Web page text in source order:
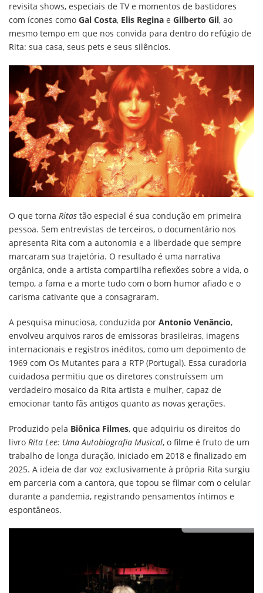
revisita shows, especiais de TV e momentos de bastidores
com ícones como Gal Costa, Elis Regina e Gilberto Gil, ao
mesmo tempo em que nos convida para dentro do refúgio de
Rita: sua casa, seus pets e seus silêncios.
O que torna Ritas tão especial é sua condução em primeira
pessoa. Sem entrevistas de terceiros, o documentário nos
apresenta Rita com a autonomia e a liberdade que sempre
marcaram sua trajetória. O resultado é uma narrativa
orgânica, onde a artista compartilha reflexões sobre a vida, o
tempo, a fama e a morte tudo com o bom humor afiado e o
carisma cativante que a consagraram.
A pesquisa minuciosa, conduzida por Antonio Venâncio,
envolveu arquivos raros de emissoras brasileiras, imagens
internacionais e registros inéditos, como um depoimento de
1969 com Os Mutantes para a RTP (Portugal). Essa curadoria
cuidadosa permitiu que os diretores construíssem um
verdadeiro mosaico da Rita artista e mulher, capaz de
emocionar tanto fãs antigos quanto as novas gerações.
Produzido pela Biônica Filmes, que adquiriu os direitos do
livro Rita Lee: Uma Autobiografia Musical, o filme é fruto de um
trabalho de longa duração, iniciado em 2018 e finalizado em
2025. A ideia de dar voz exclusivamente à própria Rita surgiu
em parceria com a cantora, que topou se filmar com o celular
durante a pandemia, registrando pensamentos íntimos e
espontâneos.